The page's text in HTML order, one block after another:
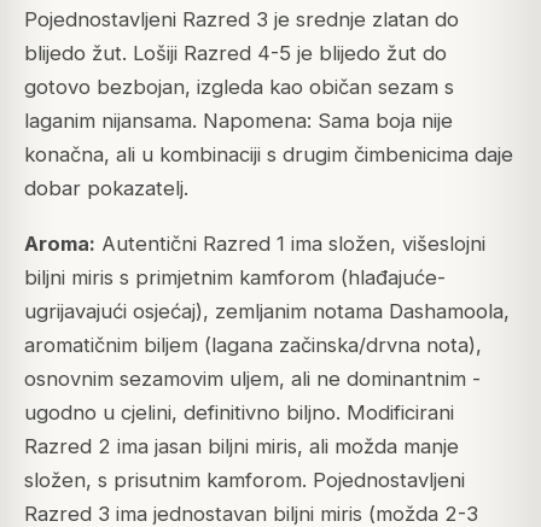
Pojednostavljeni Razred 3 je srednje zlatan do
blijedo žut. Lošiji Razred 4-5 je blijedo žut do
gotovo bezbojan, izgleda kao običan sezam s
laganim nijansama. Napomena: Sama boja nije
konačna, ali u kombinaciji s drugim čimbenicima daje
dobar pokazatelj.
Aroma: Autentični Razred 1 ima složen, višeslojni
biljni miris s primjetnim kamforom (hlađajuće-
ugrijavajući osjećaj), zemljanim notama Dashamoola,
aromatičnim biljem (lagana začinska/drvna nota),
osnovnim sezamovim uljem, ali ne dominantnim -
ugodno u cjelini, definitivno biljno. Modificirani
Razred 2 ima jasan biljni miris, ali možda manje
složen, s prisutnim kamforom. Pojednostavljeni
Razred 3 ima jednostavan biljni miris (možda 2-3